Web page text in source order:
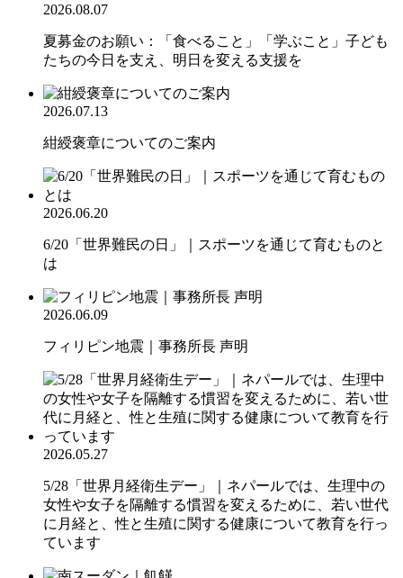
2026.08.07
夏募金のお願い：「食べること」「学ぶこと」子ども
たちの今日を支え、明日を変える支援を
2026.07.13
紺綬褒章についてのご案内
2026.06.20
6/20「世界難民の日」｜スポーツを通じて育むものと
は
2026.06.09
フィリピン地震｜事務所長 声明
2026.05.27
5/28「世界月経衛生デー」｜ネパールでは、生理中の
女性や女子を隔離する慣習を変えるために、若い世代
に月経と、性と生殖に関する健康について教育を行っ
ています